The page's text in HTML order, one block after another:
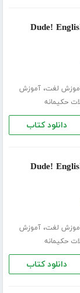
لغت،آموزش
حکیمانه
دانلود کتاب
لغت،آموزش
حکیمانه
دانلود کتاب